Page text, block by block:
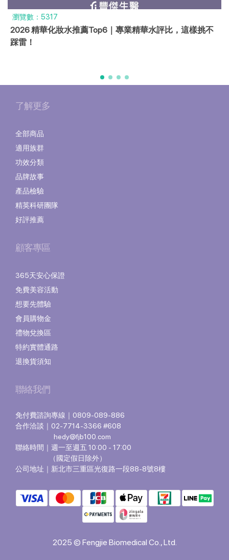
瀏覽數：249
2026外泌體精華液推薦｜PTT、Dcard熱議6款評比，深層
修護必看
了解更多
全部商品
適用族群
功效分類
品牌故事
產品檢驗
精英科研團隊
好評推薦
顧客專區
365天安心保證
免費美容活動
想要先體驗
會員購物金
禮物兌換區
特約實體通路
退換貨須知
聯絡我們
免付費諮詢專線｜0809-089-886
合作洽談｜02-7714-3366 #608
hedy@fjb100.com
聯絡時間｜週一至週五 10:00 - 17:00
（國定假日除外）
公司地址｜新北市三重區光復路一段88-8號8樓
2025 © Fengjie Biomedical Co., Ltd.